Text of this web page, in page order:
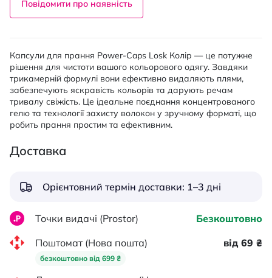
Повідомити про наявність
Капсули для прання Power-Caps Losk Колір — це потужне
рішення для чистоти вашого кольорового одягу. Завдяки
трикамерній формулі вони ефективно видаляють плями,
забезпечують яскравість кольорів та дарують речам
тривалу свіжість. Це ідеальне поєднання концентрованого
гелю та технології захисту волокон у зручному форматі, що
робить прання простим та ефективним.
Доставка
Орієнтовний термін доставки: 1–3 дні
Точки видачі (Prostor)
Безкоштовно
Поштомат (Нова пошта)
безкоштовно від 699 ₴
від 69 ₴